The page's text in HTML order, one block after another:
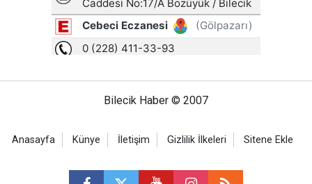
Bilecik Haber © 2007
Anasayfa Künye İletişim Gizlilik İlkeleri Sitene Ekle